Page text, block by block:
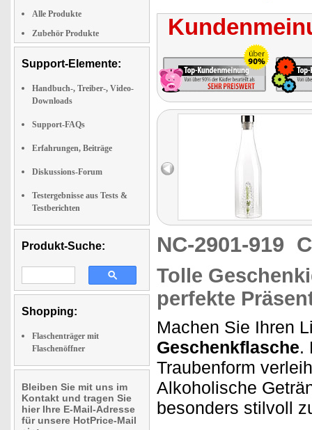
Alle Produkte
Zubehör Produkte
Support-Elemente:
Handbuch-, Treiber-, Video-
Downloads
Support-FAQs
Erfahrungen, Beiträge
Diskussions-Forum
Testergebnisse aus Tests &
Testberichten
Produkt-Suche:
Shopping:
Flaschenträger mit
Flaschenöffner
Bleiben Sie mit uns im
Kontakt und tragen Sie
hier Ihre E-Mail-Adresse
für unsere HotPrice-Mail
NC-2901-919
Tolle
perfekte
Machen Sie Ihren
Geschenkflasche.
Traubenform
Alkoholische
besonders stilvoll